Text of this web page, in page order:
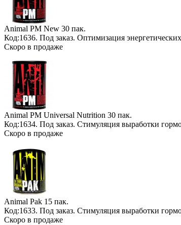
Animal PM New 30 пак.
Код:1636. Под заказ. Оптимизация
Скоро в продаже
Animal PM Universal Nutrition 30 пак.
Код:1634. Под заказ. Стимуляция выработки
Скоро в продаже
Animal Pak 15 пак.
Код:1633. Под заказ. Стимуляция выработки
Скоро в продаже